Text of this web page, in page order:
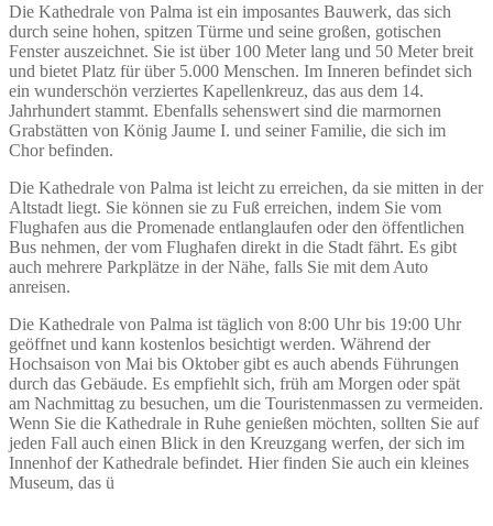
Die Kathedrale von Palma ist ein imposantes Bauwerk, das sich
durch seine hohen, spitzen Türme und seine großen, gotischen
Fenster auszeichnet. Sie ist über 100 Meter lang und 50 Meter breit
und bietet Platz für über 5.000 Menschen. Im Inneren befindet sich
ein wunderschön verziertes Kapellenkreuz, das aus dem 14.
Jahrhundert stammt. Ebenfalls sehenswert sind die marmornen
Grabstätten von König Jaume I. und seiner Familie, die sich im
Chor befinden.
Die Kathedrale von Palma ist leicht zu erreichen, da sie mitten in der
Altstadt liegt. Sie können sie zu Fuß erreichen, indem Sie vom
Flughafen aus die Promenade entlanglaufen oder den öffentlichen
Bus nehmen, der vom Flughafen direkt in die Stadt fährt. Es gibt
auch mehrere Parkplätze in der Nähe, falls Sie mit dem Auto
anreisen.
Die Kathedrale von Palma ist täglich von 8:00 Uhr bis 19:00 Uhr
geöffnet und kann kostenlos besichtigt werden. Während der
Hochsaison von Mai bis Oktober gibt es auch abends Führungen
durch das Gebäude. Es empfiehlt sich, früh am Morgen oder spät
am Nachmittag zu besuchen, um die Touristenmassen zu vermeiden.
Wenn Sie die Kathedrale in Ruhe genießen möchten, sollten Sie auf
jeden Fall auch einen Blick in den Kreuzgang werfen, der sich im
Innenhof der Kathedrale befindet. Hier finden Sie auch ein kleines
Museum, das ü